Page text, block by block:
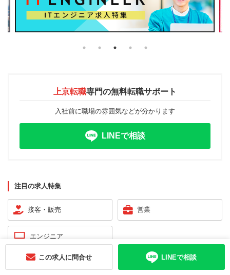
上京転職専門の無料転職サポート
入社前に職場の雰囲気などが分かります
LINEで相談
注目の求人特集
接客・販売 営業
エンジニア
この求人に問合せ LINEで相談